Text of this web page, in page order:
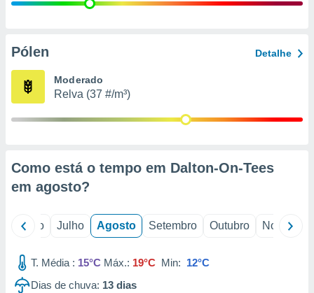
e
de
Pólen Detalhe
Moderado
Relva (37 #/m³)
Como está o tempo em Dalton-On-Tees
em agosto?
Junho Julho Agosto Setembro Outubro Novembro
T. Média : 15°C Máx.: 19°C Min: 12°C
Dias de chuva: 13 dias